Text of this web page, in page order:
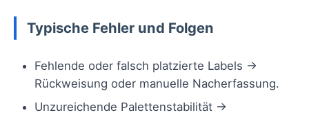
Typische Fehler und Folgen
Fehlende oder falsch platzierte Labels →
Rückweisung oder manuelle Nacherfassung.
Unzureichende Palettenstabilität →